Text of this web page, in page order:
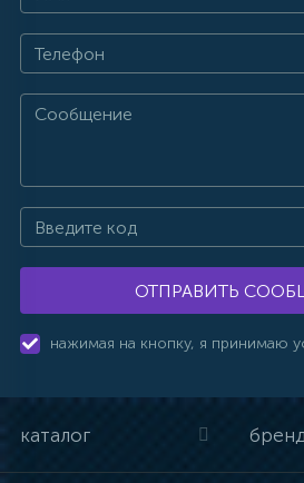
ОТПРАВИТЬ
нажимая на кнопку, я принимаю
каталог